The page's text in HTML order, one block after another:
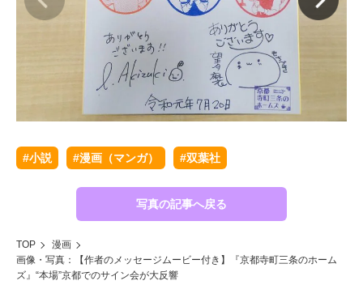
#小説 #漫画（マンガ） #双葉社
写真の記事へ戻る
TOP
漫画
画像・写真：【作者のメッセージムービー付き】『京都寺町三条のホーム
ズ』“本場”京都でのサイン会が大反響